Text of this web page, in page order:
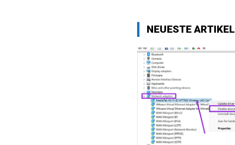
NEUESTE ARTIKEL